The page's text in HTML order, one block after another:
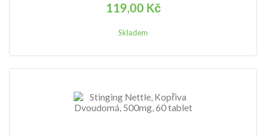
119,00 Kč
Skladem